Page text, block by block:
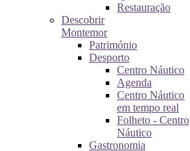
Restauração
Descobrir
Montemor
Património
Desporto
Centro Náutico
Agenda
Centro Náutico
em tempo real
Folheto - Centro
Náutico
Gastronomia